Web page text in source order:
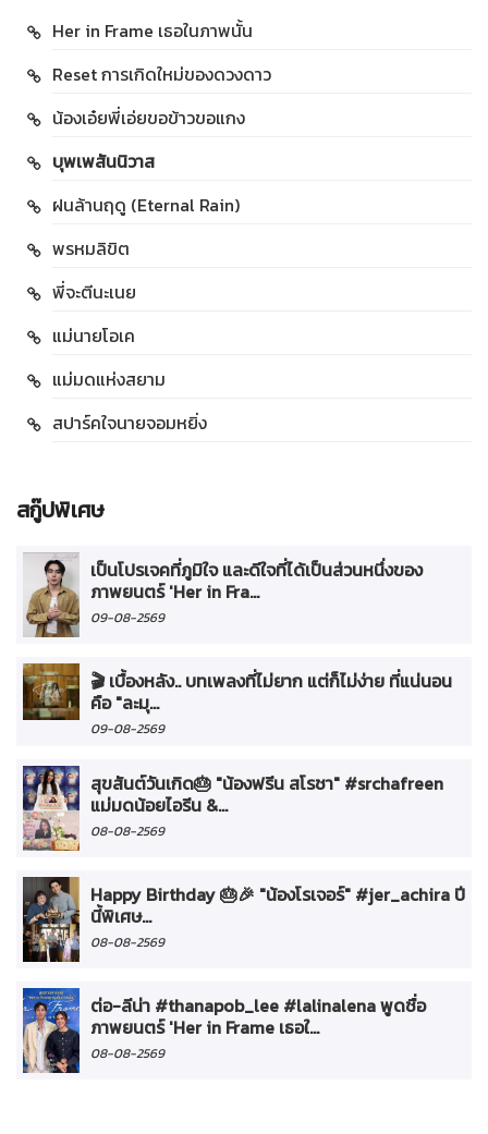
Her in Frame เธอในภาพนั้น
Reset การเกิดใหม่ของดวงดาว
น้องเอ๋ยพี่เอ่ยขอข้าวขอแกง
บุพเพสันนิวาส
ฝนล้านฤดู (Eternal Rain)
พรหมลิขิต
พี่จะตีนะเนย
แม่นายโอเค
แม่มดแห่งสยาม
สปาร์คใจนายจอมหยิ่ง
สกู๊ปพิเศษ
เป็นโปรเจคที่ภูมิใจ และดีใจที่ได้เป็นส่วนหนึ่งของ
ภาพยนตร์ 'Her in Fra...
09-08-2569
🎬 เบื้องหลัง.. บทเพลงที่ไม่ยาก แต่ก็ไม่ง่าย ที่แน่นอน
คือ "ละมุ...
09-08-2569
สุขสันต์วันเกิด🎂 "น้องฟรีน สโรชา" #srchafreen
แม่มดน้อยไอรีน &...
08-08-2569
Happy Birthday 🎂🎉 "น้องโรเจอร์" #jer_achira ปี
นี้พิเศษ...
08-08-2569
ต่อ-ลีน่า #thanapob_lee #lalinalena พูดชื่อ
ภาพยนตร์ 'Her in Frame เธอใ...
08-08-2569